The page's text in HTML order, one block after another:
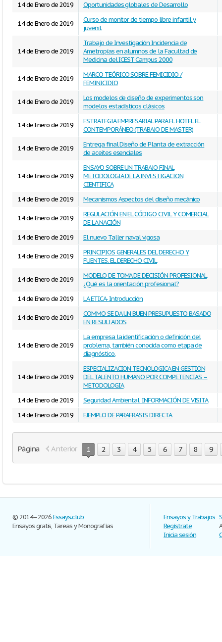
14 de Enero de 2019
Oportunidades globales de Desarrollo
14 de Enero de 2019
Curso de monitor de tiempo libre infantil y
juvenil.
14 de Enero de 2019
Trabajo de Investigación Incidencia de
Ametropías en alumnos de la Facultad de
Medicina del ICEST Campus 2000
14 de Enero de 2019
MARCO TEÓRICO SOBRE FEMICIDIO /
FEMINICIDIO
14 de Enero de 2019
Los modelos de diseño de experimentos son
modelos estadísticos clásicos
14 de Enero de 2019
ESTRATEGIA EMPRESARIAL PARA EL HOTEL EL
CONTEMPORÁNEO (TRABAJO DE MASTER)
14 de Enero de 2019
Entrega final Diseño de Planta de extracción
de aceites esenciales
14 de Enero de 2019
ENSAYO SOBRE UN TRABAJO FINAL
METODOLOGIA DE LA INVESTIGACION
CIENTIFICA
14 de Enero de 2019
Mecanismos Aspectos del diseño mecánico
14 de Enero de 2019
REGULACIÓN EN EL CÓDIGO CIVIL Y COMERCIAL
DE LA NACIÓN
14 de Enero de 2019
El nuevo Taller naval vigosa
14 de Enero de 2019
PRINCIPIOS GENERALES DEL DERECHO Y
FUENTES. EL DERECHO CIVIL
14 de Enero de 2019
MODELO DE TOMA DE DECISIÓN PROFESIONAL
¿Qué es la orientación profesional?
14 de Enero de 2019
LA ETICA- Introducción
14 de Enero de 2019
COMMO SE DA UN BUEN PRESUPUESTO BASADO
EN RESULTADOS
14 de Enero de 2019
La empresa la identificación o definición del
problema, también conocida como etapa de
diagnóstico.
14 de Enero de 2019
ESPECIALIZACION TECNOLOGICA EN GESTION
DEL TALENTO HUMANO POR COMPETENCIAS –
METODOLOGIA
14 de Enero de 2019
Seguridad Ambiental. INFORMACIÓN DE VISITA
14 de Enero de 2019
EJEMPLO DE PARAFRASIS DIRECTA
Página Anterior 1 2 3 4 5 6 7 8 9
© 2014–2026Essays.club
Ensayos gratis, Tareas y Monografías
Ensayos y Trabajos
Regístrate
Inicia sesión